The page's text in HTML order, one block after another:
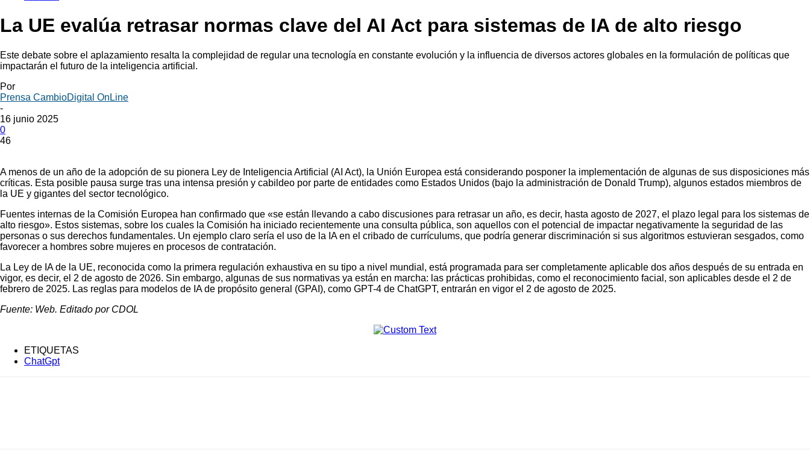
La UE evalúa retrasar normas clave del AI Act para sistemas de IA de alto riesgo
Este debate sobre el aplazamiento resalta la complejidad de regular una tecnología en constante evolución y la influencia de diversos actores globales en la formulación de políticas que
impactarán el futuro de la inteligencia artificial.
Por
Prensa CambioDigital OnLine
-
16 junio 2025
0
46
A menos de un año de la adopción de su pionera Ley de Inteligencia Artificial (AI Act), la Unión Europea está considerando posponer la implementación de algunas de sus disposiciones más
críticas. Esta posible pausa surge tras una intensa presión y cabildeo por parte de entidades como Estados Unidos (bajo la administración de Donald Trump), algunos estados miembros de
la UE y gigantes del sector tecnológico.
Fuentes internas de la Comisión Europea han confirmado que «se están llevando a cabo discusiones para retrasar un año, es decir, hasta agosto de 2027, el plazo legal para los sistemas de
alto riesgo». Estos sistemas, sobre los cuales la Comisión ha iniciado recientemente una consulta pública, son aquellos con el potencial de impactar negativamente la seguridad de las
personas o sus derechos fundamentales. Un ejemplo claro sería el uso de la IA en el cribado de currículums, que podría generar discriminación si sus algoritmos estuvieran sesgados, como
favorecer a hombres sobre mujeres en procesos de contratación.
La Ley de IA de la UE, reconocida como la primera regulación exhaustiva en su tipo a nivel mundial, está programada para ser completamente aplicable dos años después de su entrada en
vigor, es decir, el 2 de agosto de 2026. Sin embargo, algunas de sus normativas ya están en marcha: las prácticas prohibidas, como el reconocimiento facial, son aplicables desde el 2 de
febrero de 2025. Las reglas para modelos de IA de propósito general (GPAI), como GPT-4 de ChatGPT, entrarán en vigor el 2 de agosto de 2025.
Fuente: Web. Editado por CDOL
ETIQUETAS
ChatGpt